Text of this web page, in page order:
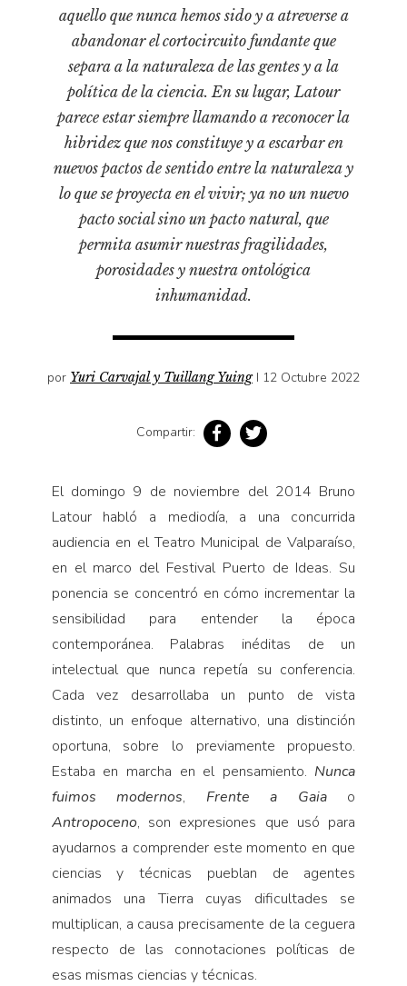
Libros usados
Literatura
Medioambiente
Narrativas visuales
Pensamiento
Pensamiento ilustrado
Personajes secundarios
Turismo accidental
aquello que nunca hemos sido y a atreverse a
abandonar el cortocircuito fundante que
separa a la naturaleza de las gentes y a la
política de la ciencia. En su lugar, Latour
parece estar siempre llamando a reconocer la
hibridez que nos constituye y a escarbar en
nuevos pactos de sentido entre la naturaleza y
lo que se proyecta en el vivir; ya no un nuevo
pacto social sino un pacto natural, que
permita asumir nuestras fragilidades,
porosidades y nuestra ontológica
inhumanidad.
por Yuri Carvajal y Tuillang Yuing I 12 Octubre 2022
Compartir:
El domingo 9 de noviembre del 2014 Bruno
Latour habló a mediodía, a una concurrida
audiencia en el Teatro Municipal de Valparaíso,
en el marco del Festival Puerto de Ideas. Su
ponencia se concentró en cómo incrementar la
sensibilidad para entender la época
contemporánea. Palabras inéditas de un
intelectual que nunca repetía su conferencia.
Cada vez desarrollaba un punto de vista
distinto, un enfoque alternativo, una distinción
oportuna, sobre lo previamente propuesto.
Estaba en marcha en el pensamiento. Nunca
fuimos modernos, Frente a Gaiao
Antropoceno, son expresiones que usó para
ayudarnos a comprender este momento en que
ciencias y técnicas pueblan de agentes
animados una Tierra cuyas dificultades se
multiplican, a causa precisamente de la ceguera
respecto de las connotaciones políticas de
esas mismas ciencias y técnicas.